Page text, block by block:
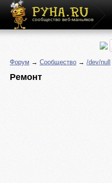
сообщество веб-маньяков
Форум → Сообщество → /dev/null
Ремонт